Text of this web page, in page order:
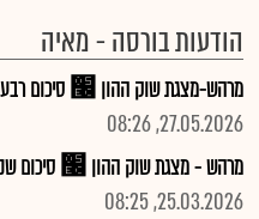
הודעות בורסה - מאיה
מרהש-מצגת שוק ההון ׬ סיכום רבעון 1 לשנת
27.05.2026, 08:26
מרהש - מצגת שוק ההון ׬ סיכום שנת
25.03.2026, 08:25